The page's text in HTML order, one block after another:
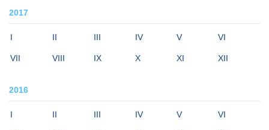
2017
I II III IV V VI
VII VIII IX X XI XII
2016
I II III IV V VI